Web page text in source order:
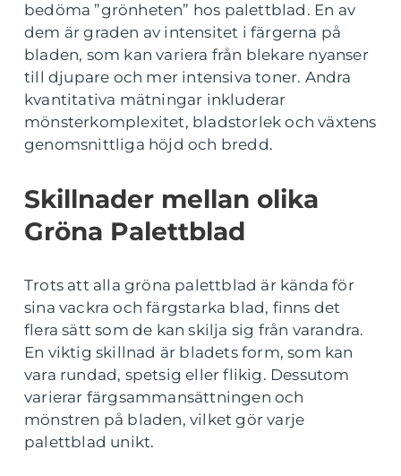
bedöma ”grönheten” hos palettblad. En av
dem är graden av intensitet i färgerna på
bladen, som kan variera från blekare nyanser
till djupare och mer intensiva toner. Andra
kvantitativa mätningar inkluderar
mönsterkomplexitet, bladstorlek och växtens
genomsnittliga höjd och bredd.
Skillnader mellan olika
Gröna Palettblad
Trots att alla gröna palettblad är kända för
sina vackra och färgstarka blad, finns det
flera sätt som de kan skilja sig från varandra.
En viktig skillnad är bladets form, som kan
vara rundad, spetsig eller flikig. Dessutom
varierar färgsammansättningen och
mönstren på bladen, vilket gör varje
palettblad unikt.